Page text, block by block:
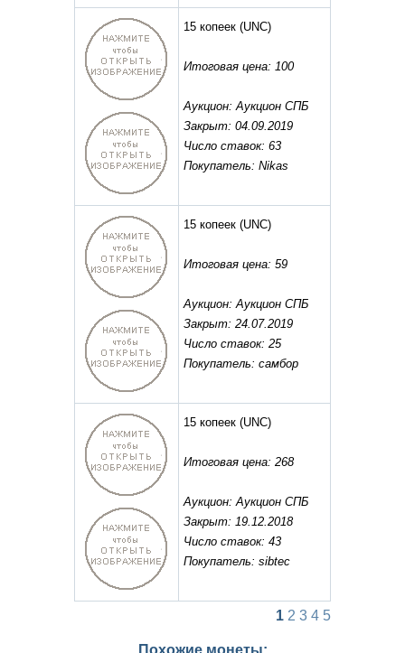
15 копеек (UNC)
Итоговая цена: 100
Аукцион: Аукцион СПБ
Закрыт: 04.09.2019
Число ставок: 63
Покупатель: Nikas
15 копеек (UNC)
Итоговая цена: 59
Аукцион: Аукцион СПБ
Закрыт: 24.07.2019
Число ставок: 25
Покупатель: самбор
15 копеек (UNC)
Итоговая цена: 268
Аукцион: Аукцион СПБ
Закрыт: 19.12.2018
Число ставок: 43
Покупатель: sibtec
1 2 3 4 5
Похожие монеты: